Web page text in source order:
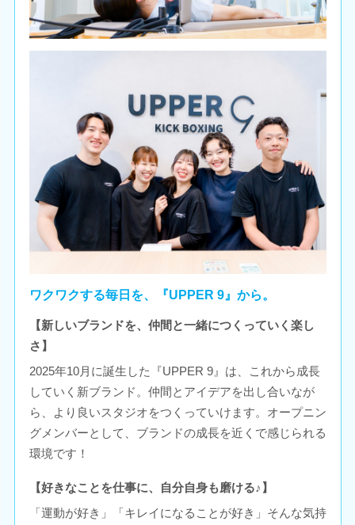
ワクワクする毎日を、『UPPER 9』から。
【新しいブランドを、仲間と一緒につくっていく楽し
さ】
2025年10月に誕生した『UPPER 9』は、これから成長
していく新ブランド。仲間とアイデアを出し合いなが
ら、より良いスタジオをつくっていけます。オープニン
グメンバーとして、ブランドの成長を近くで感じられる
環境です！
【好きなことを仕事に、自分自身も磨ける♪】
「運動が好き」「キレイになることが好き」そんな気持